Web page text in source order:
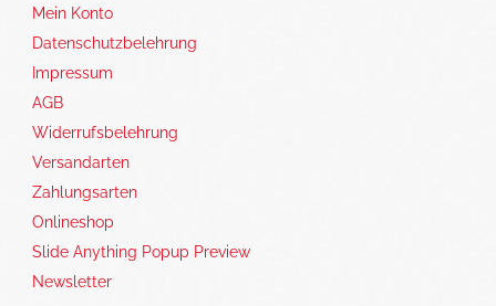
Mein Konto
Datenschutzbelehrung
Impressum
AGB
Widerrufsbelehrung
Versandarten
Zahlungsarten
Onlineshop
Slide Anything Popup Preview
Newsletter